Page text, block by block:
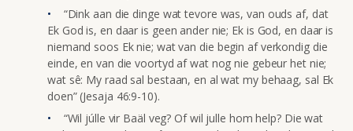
“Dink aan die dinge wat tevore was, van ouds af, dat
Ek God is, en daar is geen ander nie; Ek is God, en daar is
niemand soos Ek nie; wat van die begin af verkondig die
einde, en van die voortyd af wat nog nie gebeur het nie;
wat sê: My raad sal bestaan, en al wat my behaag, sal Ek
doen” (Jesaja 46:9-10).
“Wil júlle vir Baäl veg? Of wil julle hom help? Die wat